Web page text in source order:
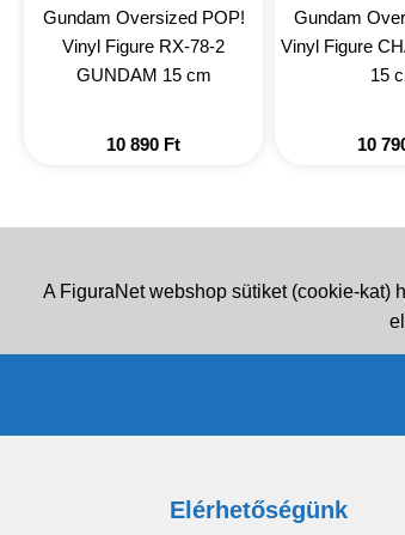
Gundam Oversized POP!
Vinyl Figure RX-78-2
GUNDAM 15 cm
10 890 Ft
Gundam
Vinyl Figure
15
10
A FiguraNet webshop sütiket (cookie-kat)
Elérhetőségünk